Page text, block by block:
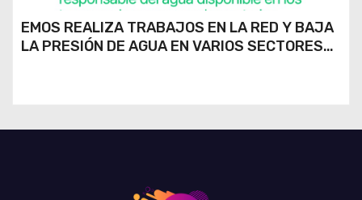
EMOS REALIZA TRABAJOS EN LA RED Y BAJA
LA PRESIÓN DE AGUA EN VARIOS SECTORES